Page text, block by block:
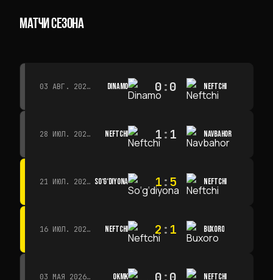
МАТЧИ СЕЗОНА
03 АВГ. 2026 Г. · 15:30 DINAMO 0:0 NEFTCHI
28 ИЮЛ. 2026 Г. · 15:00 NEFTCHI 1: 1 NAVBAHOR
21 ИЮЛ. 2026 Г. · 15:00 SO‘G‘DIYONA 1:5 NEFTCHI
16 ИЮЛ. 2026 Г. · 15:00 NEFTCHI 2 : 1 BUXORO
03 МАЯ 2026 Г. · 12:00 OKMK NEFTCHI